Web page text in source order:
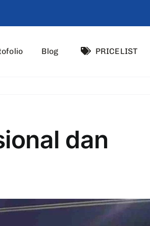
Blog PRICELIST
dan